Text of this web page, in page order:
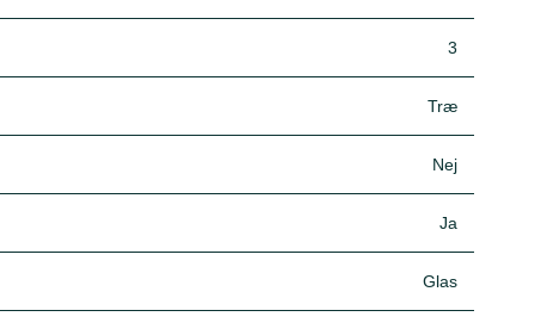
3
Træ
Nej
Ja
Glas